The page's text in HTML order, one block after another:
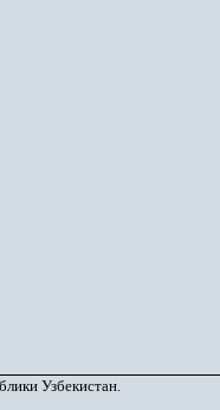
Узбекистан.